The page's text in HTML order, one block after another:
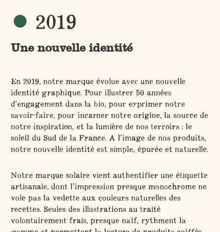
2019
Une nouvelle identité
En 2019, notre marque évolue avec une nouvelle
identité graphique. Pour illustrer 50 années
d’engagement dans la bio, pour exprimer notre
savoir-faire, pour incarner notre origine, la source de
notre inspiration, et la lumière de nos terroirs : le
soleil du Sud de la France. A l’image de nos produits,
notre nouvelle identité est simple, épurée et naturelle.
Notre marque solaire vient authentifier une étiquette
artisanale, dont l’impression presque monochrome ne
vole pas la vedette aux couleurs naturelles des
recettes. Seules des illustrations au traité
volontairement frais, presque naïf, rythment la